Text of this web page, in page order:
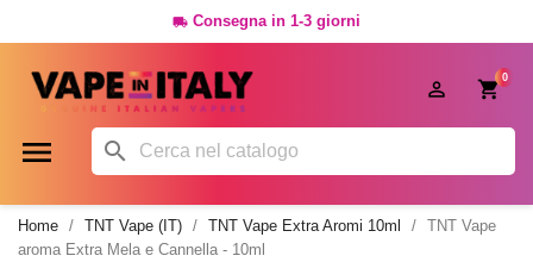
 Consegna in 1-3 giorni
0

 
Home TNT Vape (IT) TNT Vape Extra Aromi 10ml
TNT Vape
aroma Extra Mela e Cannella - 10ml